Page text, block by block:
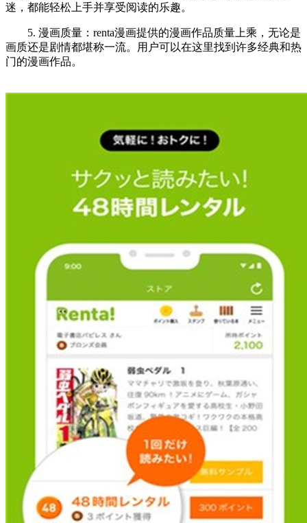
迷，都能轻松上手并享受阅读的乐趣。
5. 漫画质量：renta漫画提供的漫画作品质量上乘，无论是
画质还是剧情都堪称一流。用户可以在这里找到许多经典和热
门的漫画作品。